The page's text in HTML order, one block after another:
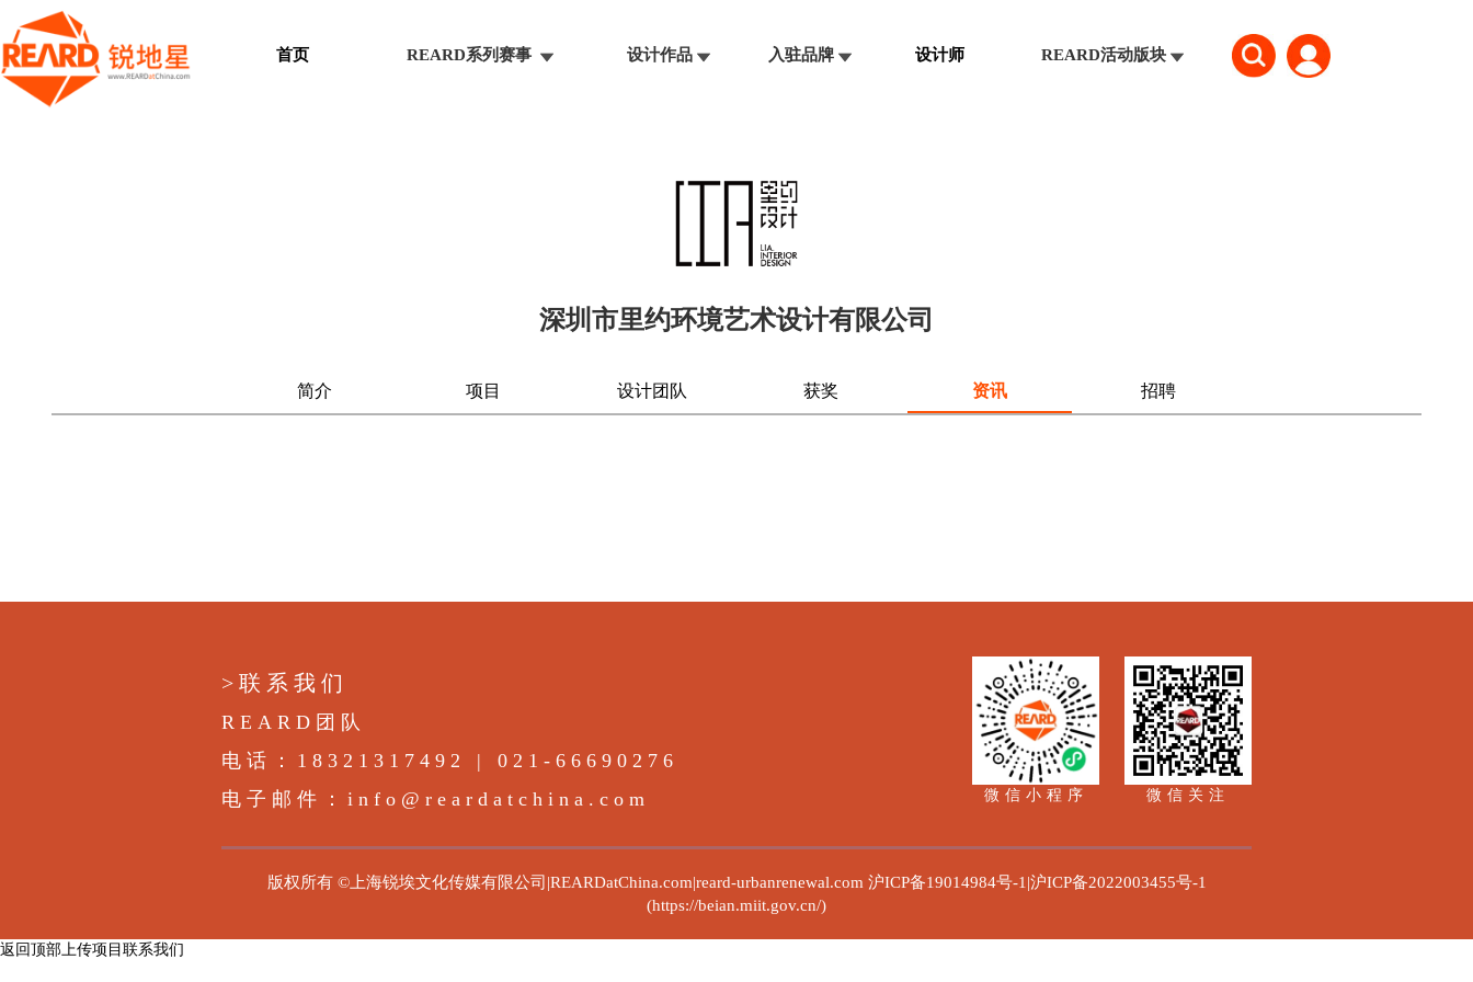
首页 REARD系列赛事 设计作品 入驻品牌 设计师 REARD活动版块
深圳市里约环境艺术设计有限公司
简介 项目 设计团队 获奖 资讯 招聘
>联系我们
REARD团队
电话：18321317492 | 021-66690276
电子邮件：info@reardatchina.com
微信小程序 微信关注
版权所有 ©上海锐埃文化传媒有限公司|REARDatChina.com|reard-urbanrenewal.com 沪ICP备19014984号-1|沪ICP备2022003455号-1
(https://beian.miit.gov.cn/)
返回顶部上传项目 联系我们